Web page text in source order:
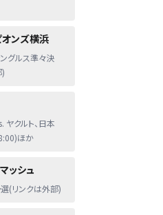
ンズ横浜
グルス準々決
ヤクルト、日本
ほか
ッシュ
(リンクは外部)